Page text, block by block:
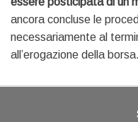
ancora concluse le
necessariamente al
all’erogazione della borsa.